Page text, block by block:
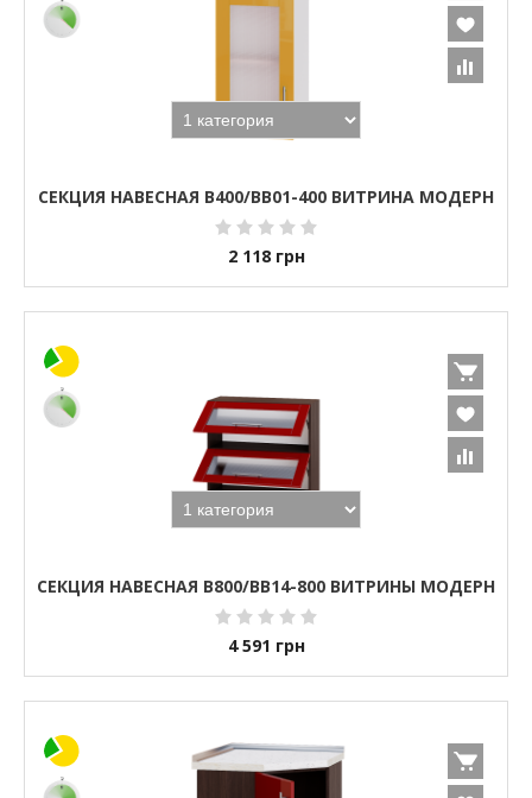
СЕКЦИЯ НАВЕСНАЯ В400/ВВ01-400 ВИТРИНА МОДЕРН
2 118 грн
СЕКЦИЯ НАВЕСНАЯ В800/ВВ14-800 ВИТРИНЫ МОДЕРН
4 591 грн